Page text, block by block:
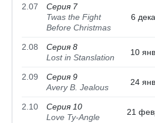
2.07
Серия 7
Twas the Fight
Before Christmas
6
2.08
Серия 8
Lost in Stanslation
10
2.09
Серия 9
Avery B. Jealous
24
2.10
Серия 10
Love Ty-Angle
21